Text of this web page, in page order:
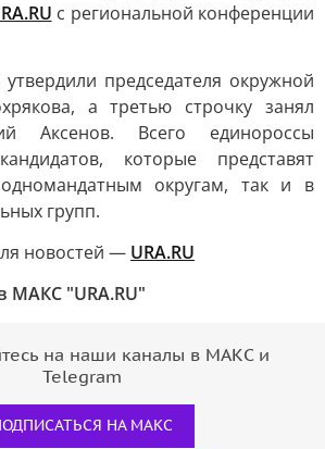
с региональной конференции
председателя окружной
а третью строчку занял
Аксенов. Всего единороссы
которые представят
округам, так и в
групп.
новостей — URA.RU
МАКС "URA.RU"
на наши каналы в МАКС и
Telegram
НА МАКС